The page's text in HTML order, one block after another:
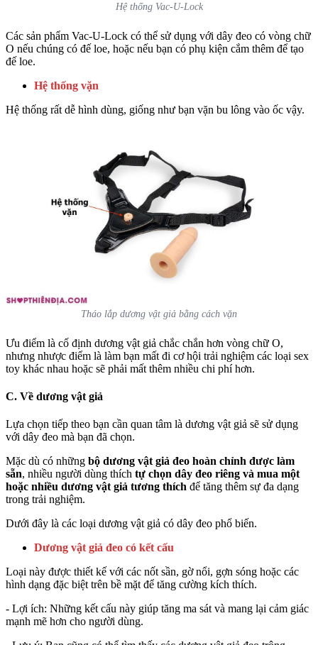
Hệ thống Vac-U-Lock
Các sản phẩm Vac-U-Lock có thể sử dụng với dây đeo có vòng chữ
O nếu chúng có đế loe, hoặc nếu bạn có phụ kiện cắm thêm để tạo
đế loe.
Hệ thống vặn
Hệ thống rất dễ hình dùng, giống như bạn vặn bu lông vào ốc vậy.
Tháo lắp dương vật giả bằng cách vặn
Ưu điểm là cố định dương vật giả chắc chắn hơn vòng chữ O,
nhưng nhược điểm là làm bạn mất đi cơ hội trải nghiệm các loại sex
toy khác nhau hoặc sẽ phải mất thêm nhiều chi phí hơn.
C. Về dương vật giả
Lựa chọn tiếp theo bạn cần quan tâm là dương vật giả sẽ sử dụng
với dây đeo mà bạn đã chọn.
Mặc dù có những bộ dương vật giả đeo hoàn chỉnh được làm
sẵn, nhiều người dùng thích tự chọn dây đeo riêng và mua một
hoặc nhiều dương vật giả tương thích để tăng thêm sự đa dạng
trong trải nghiệm.
Dưới đây là các loại dương vật giả có dây đeo phổ biến.
Dương vật giả đeo có kết cấu
Loại này được thiết kế với các nốt sần, gờ nổi, gợn sóng hoặc các
hình dạng đặc biệt trên bề mặt để tăng cường kích thích.
- Lợi ích: Những kết cấu này giúp tăng ma sát và mang lại cảm giác
mạnh mẽ hơn cho người dùng.